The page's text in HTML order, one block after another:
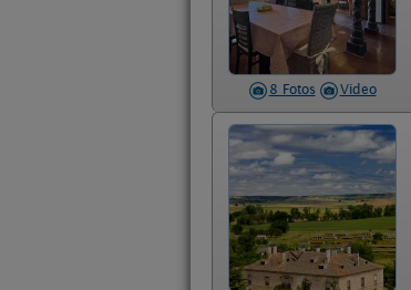
8 Fotos Video